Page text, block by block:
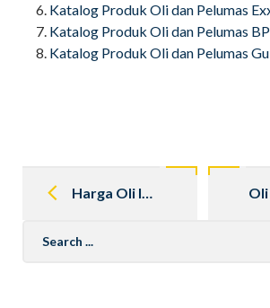
Katalog Produk Oli dan Pelumas
Katalog Produk Oli dan Pelumas
Katalog Produk Oli dan Pelumas
navigation
Harga Oli Industri
for: